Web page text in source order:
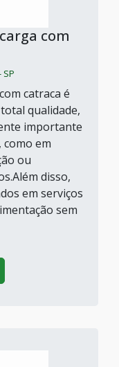
com
SP
catraca é
qualidade,
importante
em
ou
disso,
em serviços
sem